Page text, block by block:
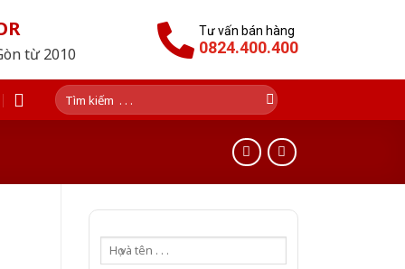
từ 2010
Tư vấn bán hàng
0824.400.400
Tìm
kiếm: